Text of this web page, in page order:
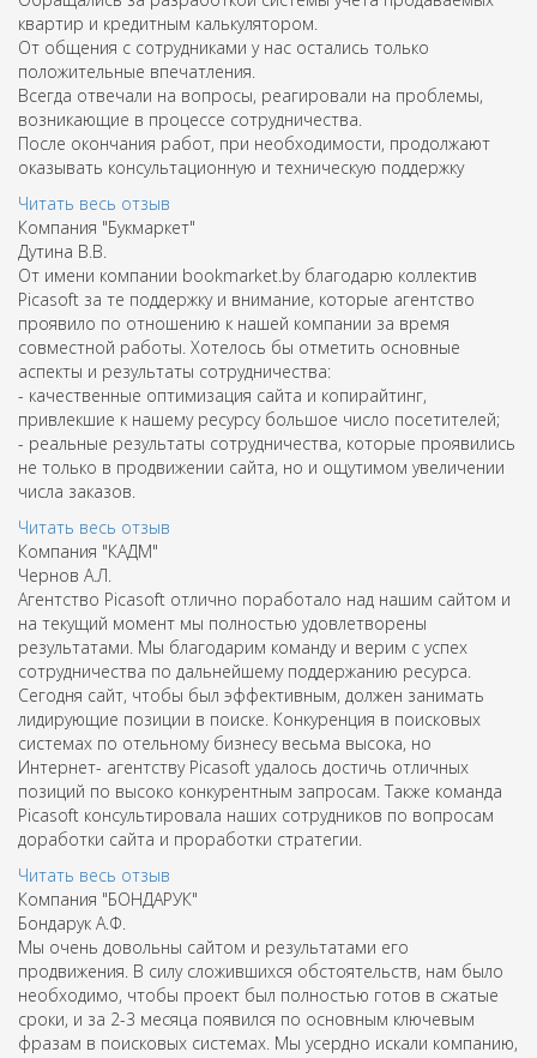
квартир и кредитным калькулятором.
От общения с сотрудниками у нас остались только
положительные впечатления.
Всегда отвечали на вопросы, реагировали на проблемы,
возникающие в процессе сотрудничества.
После окончания работ, при необходимости, продолжают
оказывать консультационную и техническую поддержку
Читать весь отзыв
Компания "Букмаркет"
Дутина В.В.
От имени компании bookmarket.by благодарю коллектив
Picasoft за те поддержку и внимание, которые агентство
проявило по отношению к нашей компании за время
совместной работы. Хотелось бы отметить основные
аспекты и результаты сотрудничества:
- качественные оптимизация сайта и копирайтинг,
привлекшие к нашему ресурсу большое число посетителей;
- реальные результаты сотрудничества, которые проявились
не только в продвижении сайта, но и ощутимом увеличении
числа заказов.
Читать весь отзыв
Компания "КАДМ"
Чернов A.Л.
Агентство Picasoft отлично поработало над нашим сайтом и
на текущий момент мы полностью удовлетворены
результатами. Мы благодарим команду и верим с успех
сотрудничества по дальнейшему поддержанию ресурса.
Сегодня сайт, чтобы был эффективным, должен занимать
лидирующие позиции в поиске. Конкуренция в поисковых
системах по отельному бизнесу весьма высока, но
Интернет- агентству Picasoft удалось достичь отличных
позиций по высоко конкурентным запросам. Также команда
Picasoft консультировала наших сотрудников по вопросам
доработки сайта и проработки стратегии.
Читать весь отзыв
Компания "БОНДАРУК"
Бондарук А.Ф.
Мы очень довольны сайтом и результатами его
продвижения. В силу сложившихся обстоятельств, нам было
необходимо, чтобы проект был полностью готов в сжатые
сроки, и за 2-3 месяца появился по основным ключевым
фразам в поисковых системах. Мы усердно искали компанию,